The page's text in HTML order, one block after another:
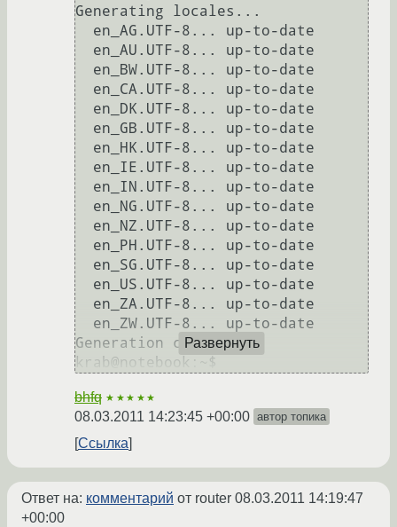
Generating locales...
Generation complete.
Развернуть
bhfq ★★★★★
08.03.2011 14:23:45 +00:00 автор топика
Ссылка
Ответ на: комментарий от router 08.03.2011 14:19:47
+00:00